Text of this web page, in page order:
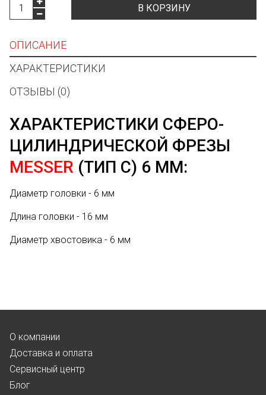
В КОРЗИНУ
ОПИСАНИЕ
ХАРАКТЕРИСТИКИ
ОТЗЫВЫ (0)
ХАРАКТЕРИСТИКИ СФЕРО-
ЦИЛИНДРИЧЕСКОЙ ФРЕЗЫ
MESSER (ТИП C) 6 ММ:
Диаметр головки - 6 мм
Длина головки - 16 мм
Диаметр хвостовика - 6 мм
О компании
Доставка и оплата
Сервисный центр
Блог